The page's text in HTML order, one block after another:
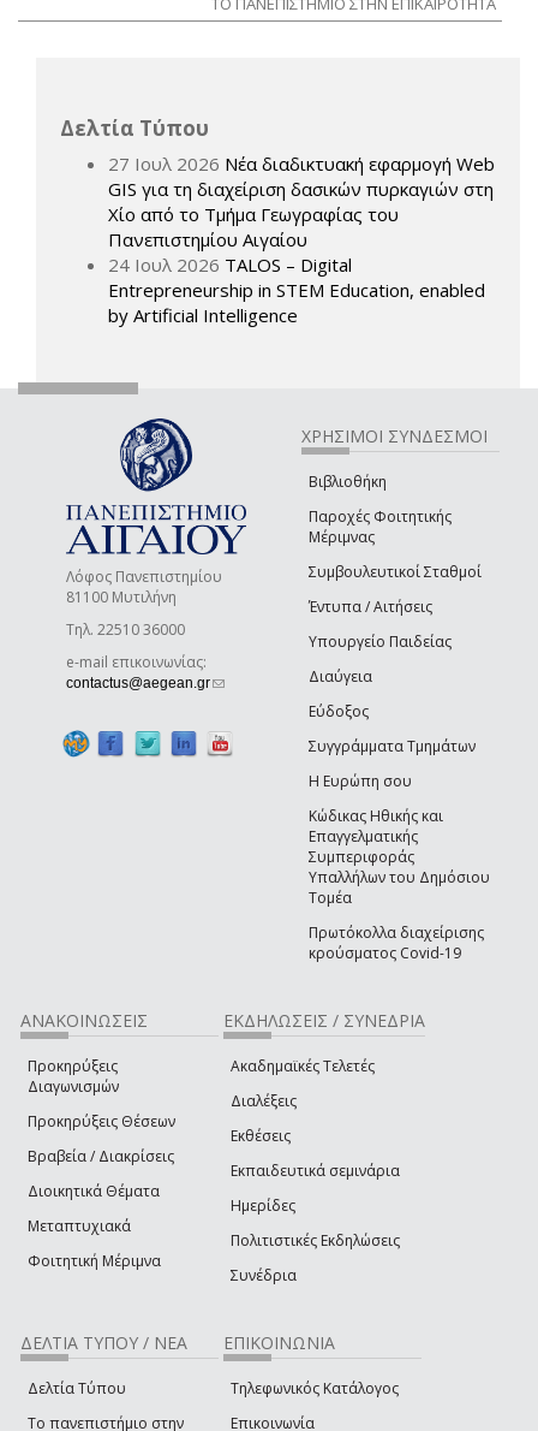
Δελτία Τύπου
27 Ιουλ 2026 Νέα διαδικτυακή εφαρμογή Web
GIS για τη διαχείριση δασικών πυρκαγιών στη
Χίο από το Τμήμα Γεωγραφίας του
Πανεπιστημίου Αιγαίου
24 Ιουλ 2026 TALOS – Digital
Entrepreneurship in STEM Education, enabled
by Artificial Intelligence
Λόφος Πανεπιστημίου
81100 Μυτιλήνη
Τηλ. 22510 36000
e-mail επικοινωνίας:
contactus@aegean.gr(link sends e-mail)
ΧΡΗΣΙΜΟΙ ΣΥΝΔΕΣΜΟΙ
Βιβλιοθήκη
Παροχές Φοιτητικής
Μέριμνας
Συμβουλευτικοί Σταθμοί
Έντυπα / Αιτήσεις
Υπουργείο Παιδείας
Διαύγεια
Εύδοξος
Συγγράμματα Τμημάτων
Η Ευρώπη σου
Κώδικας Ηθικής και
Επαγγελματικής
Συμπεριφοράς
Υπαλλήλων του Δημόσιου
Τομέα
Πρωτόκολλα διαχείρισης
κρούσματος Covid-19
ΑΝΑΚΟΙΝΩΣΕΙΣ
Προκηρύξεις
Διαγωνισμών
Προκηρύξεις Θέσεων
Βραβεία / Διακρίσεις
Διοικητικά Θέματα
Μεταπτυχιακά
Φοιτητική Μέριμνα
ΕΚΔΗΛΩΣΕΙΣ / ΣΥΝΕΔΡΙΑ
Ακαδημαϊκές Τελετές
Διαλέξεις
Εκθέσεις
Εκπαιδευτικά σεμινάρια
Ημερίδες
Πολιτιστικές Εκδηλώσεις
Συνέδρια
ΔΕΛΤΙΑ ΤΥΠΟΥ / ΝΕΑ
Δελτία Τύπου
Το πανεπιστήμιο στην
ΕΠΙΚΟΙΝΩΝΙΑ
Τηλεφωνικός Κατάλογος
Επικοινωνία